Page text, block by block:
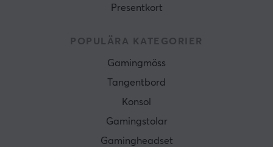
Presentkort
POPULÄRA KATEGORIER
Gamingmöss
Tangentbord
Konsol
Gamingstolar
Gamingheadset